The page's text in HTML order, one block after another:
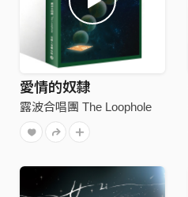
愛情的奴隸
露波合唱團 The Loophole